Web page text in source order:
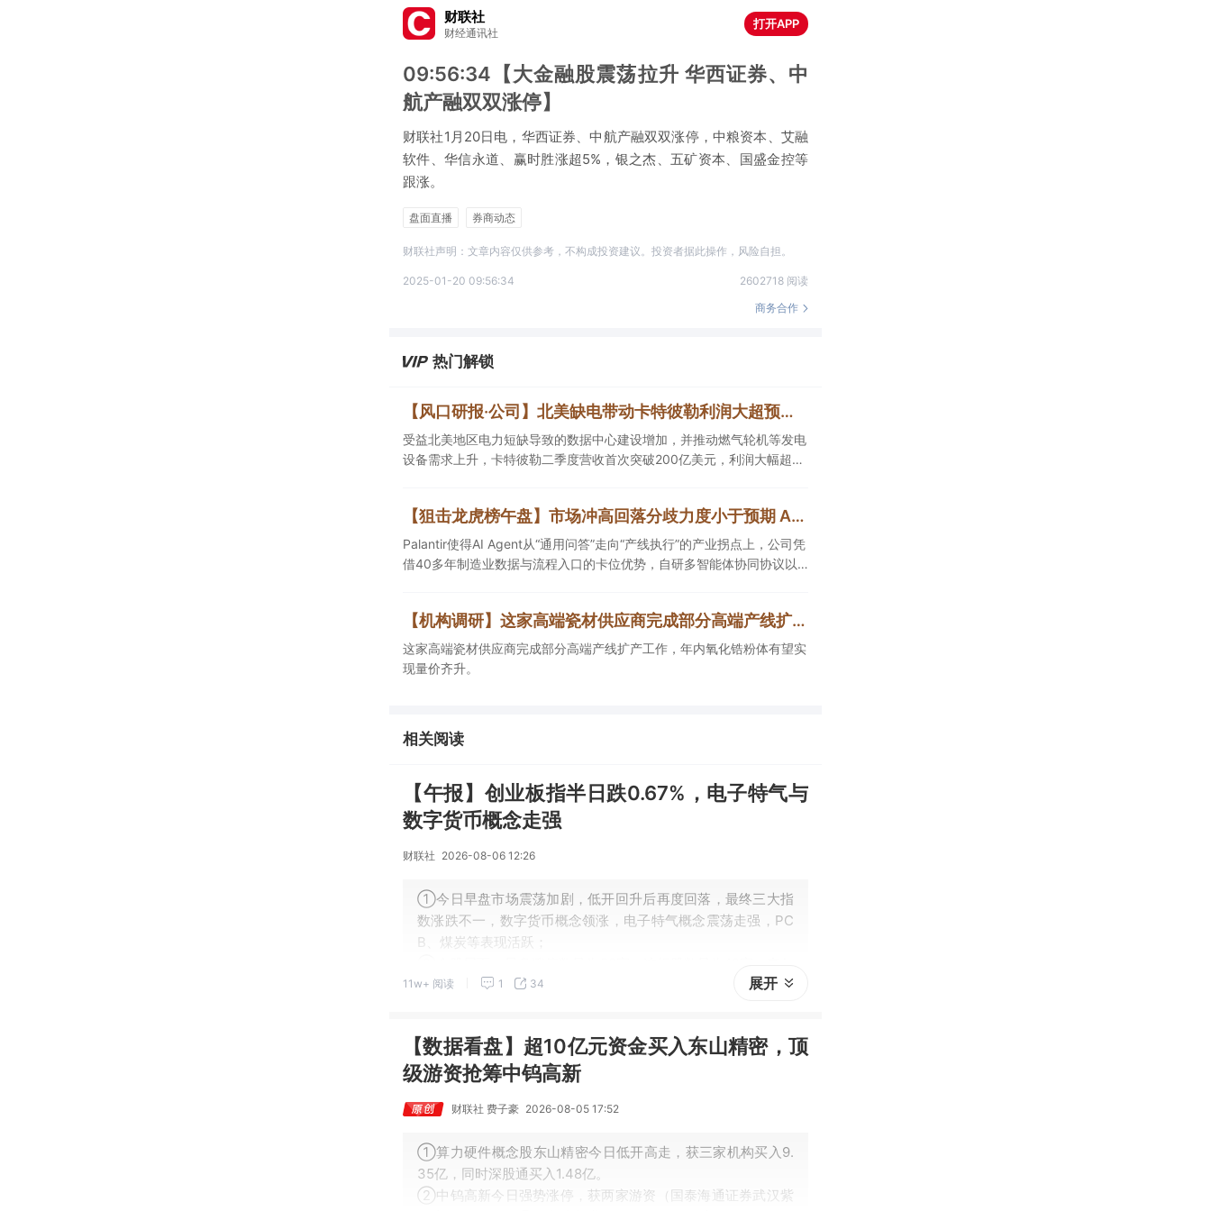
财联社
财经通讯社
打开APP
09:56:34【大金融股震荡拉升 华西证券、中
航产融双双涨停】
财联社1月20日电，华西证券、中航产融双双涨停，中粮资本、艾融
软件、华信永道、赢时胜涨超5%，银之杰、五矿资本、国盛金控等
跟涨。
盘面直播 券商动态
财联社声明：文章内容仅供参考，不构成投资建议。投资者据此操作，风险自担。
2025-01-20 09:56:34
2602718 阅读
商务合作
热门解锁
【风口研报·公司】北美缺电带动卡特彼勒利润大超预期，公司作为头部主机厂核心供应商，订单充足并计划新增多条生产线，有望抢抓算力备电新机
受益北美地区电力短缺导致的数据中心建设增加，并推动燃气轮机等发电
设备需求上升，卡特彼勒二季度营收首次突破200亿美元，利润大幅超预
顺利推进，有望抢抓算力备电新机，打开成长空间。
【狙击龙虎榜午盘】市场冲高回落分歧力度小于预期 AI智能体依旧为核心主线
Palantir使得AI Agent从“通用问答”走向“产线执行”的产业拐点上，公司凭
借40多年制造业数据与流程入口的卡位优势，自研多智能体协同协议以
【机构调研】这家高端瓷材供应商完成部分高端产线扩产，年内氧化锆粉体有望实现量价齐升
这家高端瓷材供应商完成部分高端产线扩产工作，年内氧化锆粉体有望实
现量价齐升。
相关阅读
【午报】创业板指半日跌0.67%，电子特气与
数字货币概念走强
财联社 2026-08-06 12:26
①今日早盘市场震荡加剧，低开回升后再度回落，最终三大指
数涨跌不一，数字货币概念领涨，电子特气概念震荡走强，PC
B、煤炭等表现活跃；
赛晋级5连板。
11w+ 阅读 1 34 展开
【数据看盘】超10亿元资金买入东山精密，顶
级游资抢筹中钨高新
财联社 费子豪 2026-08-05 17:52
①算力硬件概念股东山精密今日低开高走，获三家机构买入9.
35亿，同时深股通买入1.48亿。
②中钨高新今日强势涨停，获两家游资（国泰海通证券武汉紫